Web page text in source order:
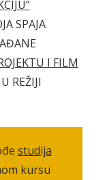
SPAJA
I FILM
U REŽIJI
studija
kursu